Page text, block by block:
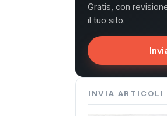
Gratis, con
il tuo sito.
INVIA ARTICOLI